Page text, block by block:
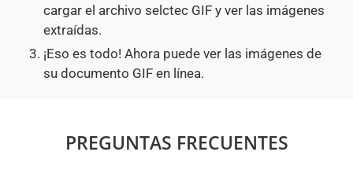
cargar el archivo selctec GIF y ver las imágenes
extraídas.
¡Eso es todo! Ahora puede ver las imágenes de
su documento GIF en línea.
PREGUNTAS FRECUENTES